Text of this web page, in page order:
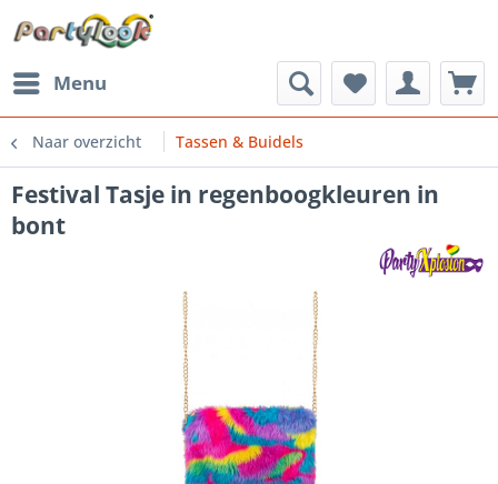
Menu
Naar overzicht Tassen & Buidels
Festival Tasje in regenboogkleuren in
bont